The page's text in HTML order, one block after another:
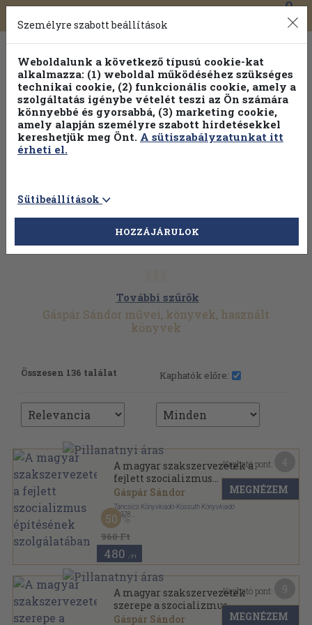
Toggle
navigation
0
További szűrők
Gáspár Sándor művei, könyvek, használt
könyvek
Összesen 136 találat Kaphatók előre:
A magyar szakszervezetek a
fejlett szocializmus
építésének szolgálatában
Gáspár Sándor
Táncsics Könyvkiadó-Kossuth Könyvkiadó
, 1978
Vászon
960 Ft
50
480 ,-Ft
Kapható pont:
MEGNÉZEM
A magyar szakszervezetek
szerepe a szocializmus
építésében
Gáspár Sándor
Kapható pont:
MEGNÉZEM
Személyre szabott beállítások
Weboldalunk a következő típusú cookie-kat
alkalmazza: (1) weboldal működéséhez szükséges
technikai cookie, (2) funkcionális cookie, amely a
szolgáltatás igénybe vételét teszi az Ön számára
könnyebbé és gyorsabbá, (3) marketing cookie,
amely alapján személyre szabott hirdetésekkel
kereshetjük meg Önt. A sütiszabályzatunkat itt
érheti el.
Sütibeállítások
HOZZÁJÁRULOK